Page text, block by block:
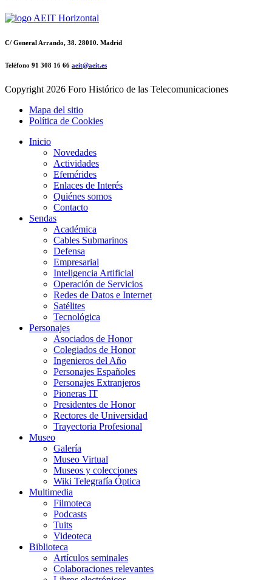
C/ General Arrando, 38. 28010. Madrid
Teléfono 91 308 16 66 aeit@aeit.es
Copyright 2026 Foro Histórico de las Telecomunicaciones
Mapa del sitio
Política de Cookies
Inicio
Novedades
Actividades
Efemérides
Enlaces de Interés
Quiénes somos
Contacto
Sendas
Académica
Cables Submarinos
Defensa
Empresarial
Inteligencia Artificial
Operación de Servicios
Redes de Datos e Internet
Satélites
Tecnológica
Personajes
Asociados de Honor
Colegiados de Honor
Ingenieros del Año
Personajes Españoles
Personajes Extranjeros
Pioneras IT
Presidentes de Honor
Rectores de Universidad
Trayectoria Profesional
Museo
Galería
Museo Virtual
Museos y colecciones
Wiki Telegrafía Óptica
Multimedia
Filmoteca
Podcasts
Tuits
Videoteca
Biblioteca
Artículos seminales
Colaboraciones relevantes